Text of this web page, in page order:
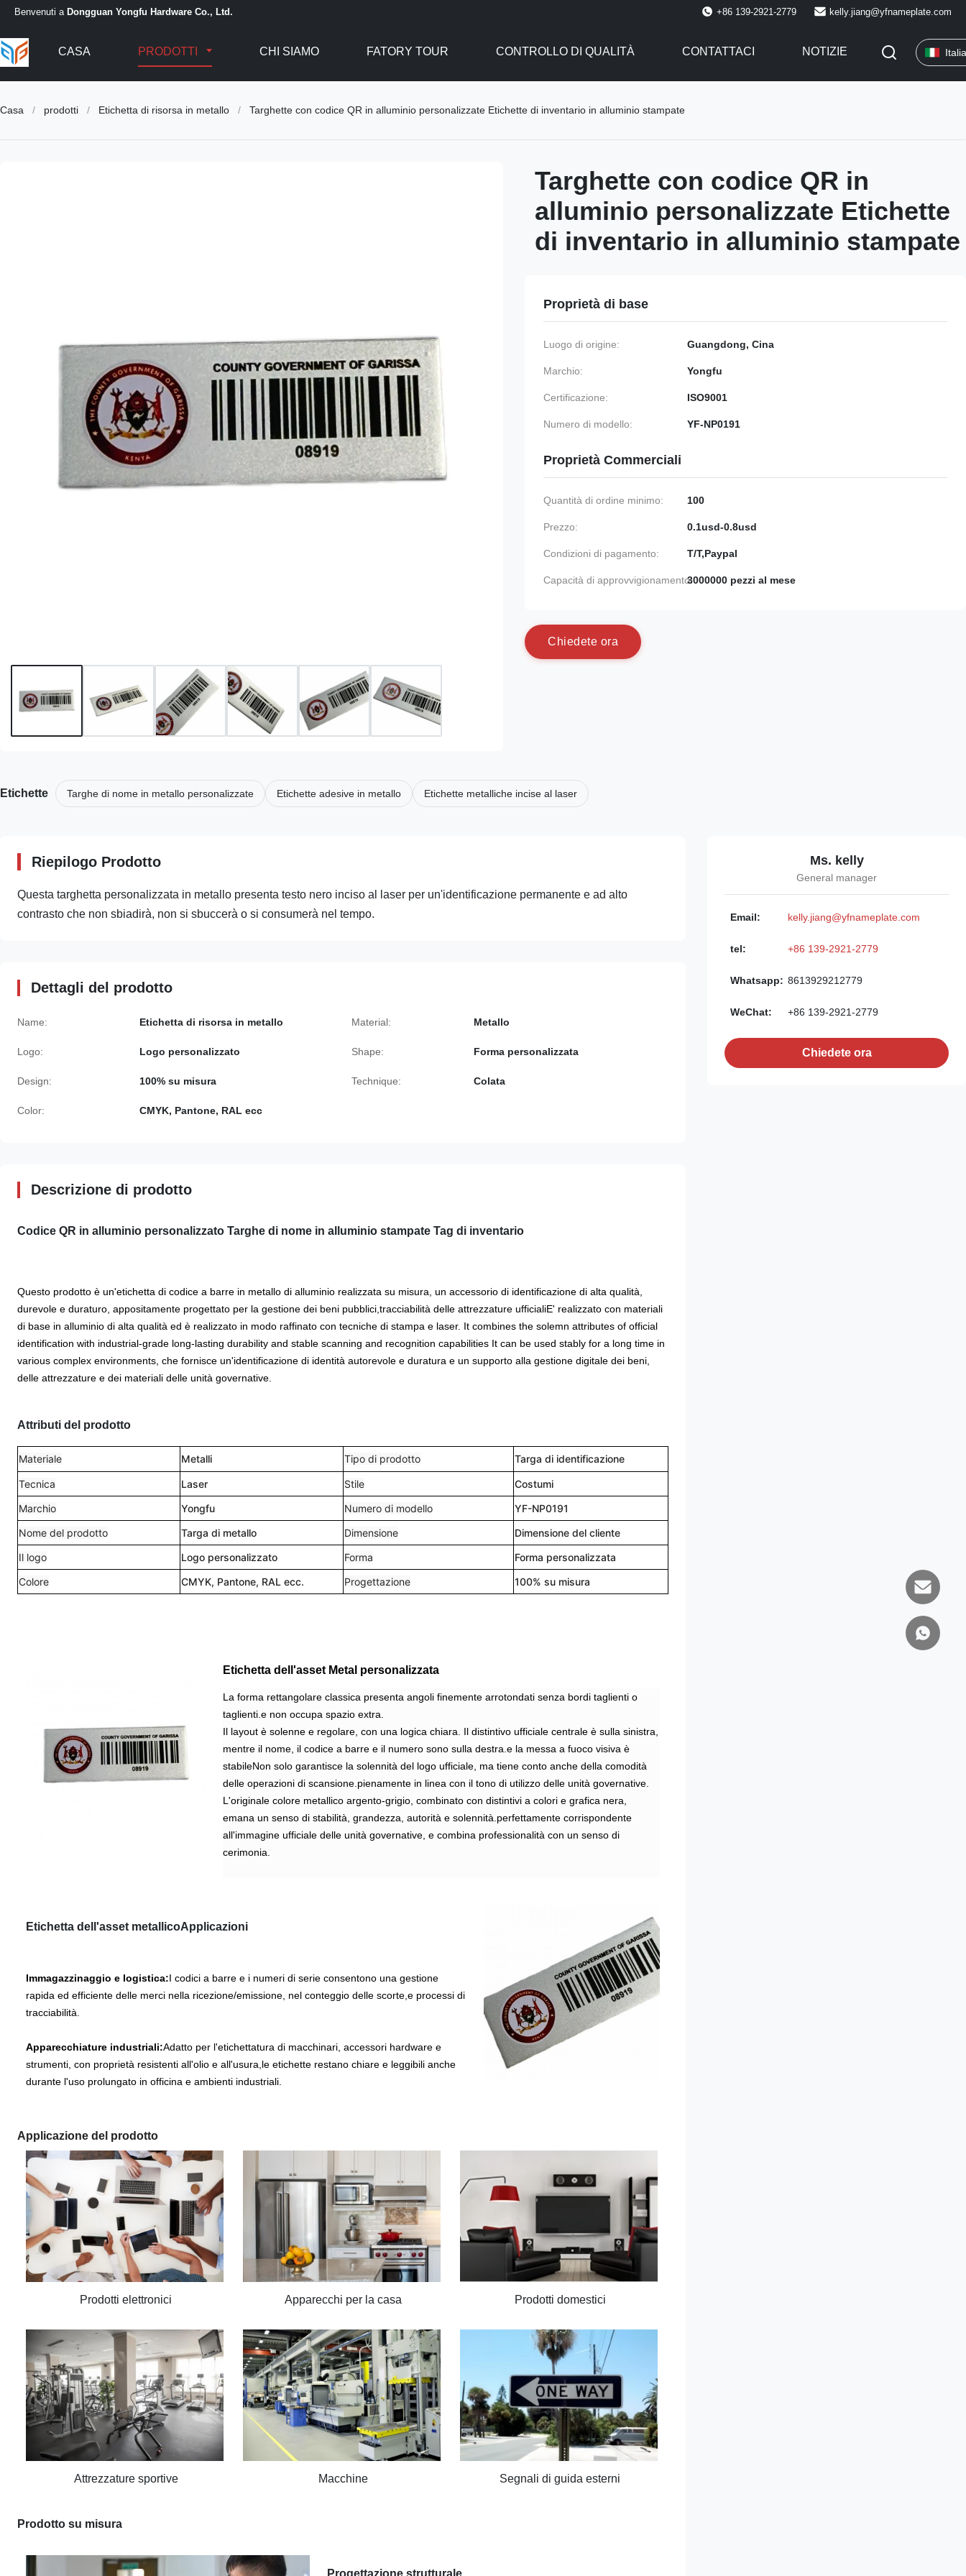
Benvenuti a Dongguan Yongfu Hardware Co., Ltd. +86 139-2921-2779 kelly.jiang@yfnameplate.com
CASA PRODOTTI CHI SIAMO FATORY TOUR CONTROLLO DI QUALITÀ CONTATTACI NOTIZIE
Casa / prodotti / Etichetta di risorsa in metallo / Targhette con codice QR in alluminio personalizzate Etichette di inventario in alluminio stampate
Targhette con codice QR in
alluminio personalizzate Etichette
di inventario in alluminio stampate
Proprietà di base
Luogo di origine: Guangdong, Cina
Marchio: Yongfu
Certificazione: ISO9001
Numero di modello: YF-NP0191
Proprietà Commerciali
Quantità di ordine minimo: 100
Prezzo: 0.1usd-0.8usd
Condizioni di pagamento: T/T,Paypal
Capacità di approvvigionamento:3000000 pezzi al mese
C hiedete ora
Etichette Targhe di nome in metallo personalizzate Etichette adesive in metallo Etichette metalliche incise al laser
Riepilogo Prodotto
Questa targhetta personalizzata in metallo presenta testo nero inciso al laser per un'identificazione permanente e ad alto
contrasto che non sbiadirà, non si sbuccerà o si consumerà nel tempo.
Dettagli del prodotto
Name: Etichetta di risorsa in metallo Material: Metallo
Logo: Logo personalizzato Shape: Forma personalizzata
Design: 100% su misura Technique: Colata
Color: CMYK, Pantone, RAL ecc
Descrizione di prodotto
Codice QR in alluminio personalizzato Targhe di nome in alluminio stampate Tag di inventario
Questo prodotto è un'etichetta di codice a barre in metallo di alluminio realizzata su misura, un accessorio di identificazione di alta qualità,
durevole e duraturo, appositamente progettato per la gestione dei beni pubblici,tracciabilità delle attrezzature ufficialiE' realizzato con materiali
di base in alluminio di alta qualità ed è realizzato in modo raffinato con tecniche di stampa e laser. It combines the solemn attributes of official
identification with industrial-grade long-lasting durability and stable scanning and recognition capabilities It can be used stably for a long time in
various complex environments, che fornisce un'identificazione di identità autorevole e duratura e un supporto alla gestione digitale dei beni,
delle attrezzature e dei materiali delle unità governative.
Attributi del prodotto
Materiale Metalli Tipo di prodotto Targa di identificazione
Tecnica Laser Stile
Costumi
Marchio
Yongfu Numero di modello
YF-NP0191
Nome del prodotto
Targa di metallo Dimensione
Dimensione del cliente
Il logo
Logo personalizzato Forma
Forma personalizzata
Colore
CMYK, Pantone, RAL ecc. Progettazione 100% su misura
Etichetta dell'asset Metal personalizzata
La forma rettangolare classica presenta angoli finemente arrotondati senza bordi taglienti o
taglienti.e non occupa spazio extra.
Il layout è solenne e regolare, con una logica chiara. Il distintivo ufficiale centrale è sulla sinistra,
mentre il nome, il codice a barre e il numero sono sulla destra.e la messa a fuoco visiva è
stabileNon solo garantisce la solennità del logo ufficiale, ma tiene conto anche della comodità
delle operazioni di scansione.pienamente in linea con il tono di utilizzo delle unità governative.
L'originale colore metallico argento-grigio, combinato con distintivi a colori e grafica nera,
emana un senso di stabilità, grandezza, autorità e solennità.perfettamente corrispondente
all'immagine ufficiale delle unità governative, e combina professionalità con un senso di
cerimonia.
Etichetta dell'asset metallicoApplicazioni
Immagazzinaggio e logistica:I codici a barre e i numeri di serie consentono una gestione
rapida ed efficiente delle merci nella ricezione/emissione, nel conteggio delle scorte,e processi di
tracciabilità.
Apparecchiature industriali:Adatto per l'etichettatura di macchinari, accessori hardware e
strumenti, con proprietà resistenti all'olio e all'usura,le etichette restano chiare e leggibili anche
durante l'uso prolungato in officina e ambienti industriali.
Applicazione del prodotto
Prodotti elettronici Apparecchi per la casa Prodotti domestici
Attrezzature sportive Macchine Segnali di guida esterni
Prodotto su misura
Progettazione strutturale
Ms. kelly
General manager
Email: kelly.jiang@yfnameplate.com
tel: +86 139-2921-2779
Whatsapp: 8613929212779
WeChat: +86 139-2921-2779
Chiedete ora